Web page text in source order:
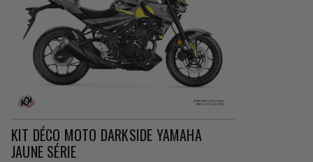
KIT DÉCO MOTO DARKSIDE YAMAHA
JAUNE SÉRIE